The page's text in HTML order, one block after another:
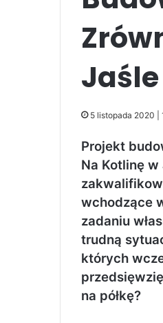
5 listopada 2020 |
Projekt
Na Kotlinę w
wchodzące
zadaniu
trudną
których
na półkę?